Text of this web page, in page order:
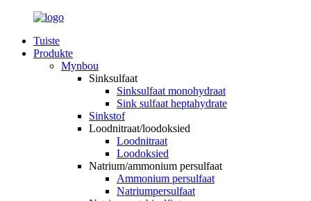
Tuiste
Produkte
Mynbou
Sinksulfaat
Sinksulfaat monohydraat
Sink sulfaat heptahydrate
Sinkstof
Loodnitraat/loodoksied
Loodnitraat
Loodoksied
Natrium/ammonium persulfaat
Ammonium persulfaat
Natriumpersulfaat